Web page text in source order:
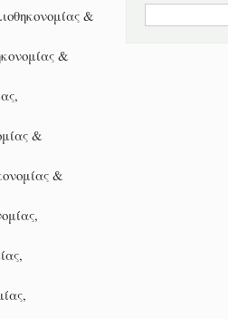
&
&
&
&
Αναζήτηση